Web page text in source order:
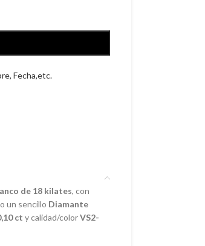
Fecha,etc.
de 18 kilates, con
un sencillo Diamante
ct y calidad/colorVS2-